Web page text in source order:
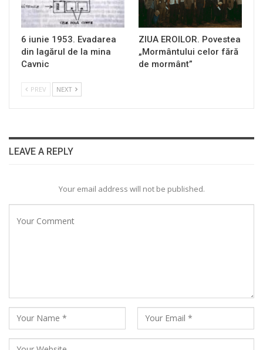
6 iunie 1953. Evadarea
din lagărul de la mina
Cavnic
ZIUA EROILOR. Povestea
„Mormântului celor fără
de mormânt”
PREV NEXT
LEAVE A REPLY
Your email address will not be published.